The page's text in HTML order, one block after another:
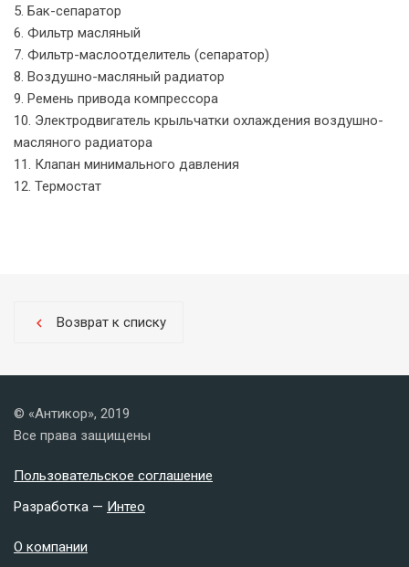
5. Бак-сепаратор
6. Фильтр масляный
7. Фильтр-маслоотделитель (сепаратор)
8. Воздушно-масляный радиатор
9. Ремень привода компрессора
10. Электродвигатель крыльчатки охлаждения воздушно-
масляного радиатора
11. Клапан минимального давления
12. Термостат
chevron_left Возврат к списку
© «Антикор», 2019
Все права защищены
Пользовательское соглашение
Разработка — Интео
О компании